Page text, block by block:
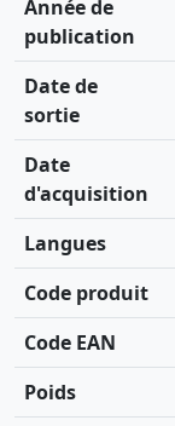
Année de
publication
Date de
sortie
Date
d'acquisition
Langues
Code produit
Code EAN
Poids